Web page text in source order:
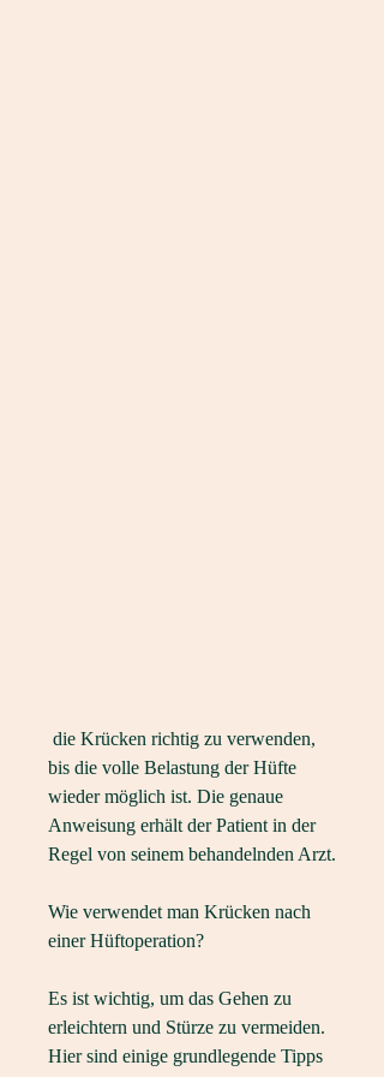
bis die volle Belastung der Hüfte
wieder möglich ist. Die genaue
Anweisung erhält der Patient in der
Regel von seinem behandelnden Arzt.
Wie verwendet man Krücken nach
einer Hüftoperation?
Es ist wichtig, um das Gehen zu
erleichtern und Stürze zu vermeiden.
Hier sind einige grundlegende Tipps